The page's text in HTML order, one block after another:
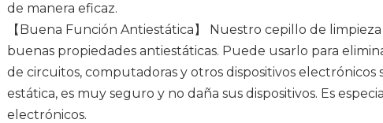
de manera eficaz.
【Buena Función Antiestática】 Nuestro cepillo de
buenas propiedades antiestáticas. Puede usarlo para
de circuitos, computadoras y otros dispositivos electrónicos
estática, es muy seguro y no daña sus dispositivos. Es
electrónicos.